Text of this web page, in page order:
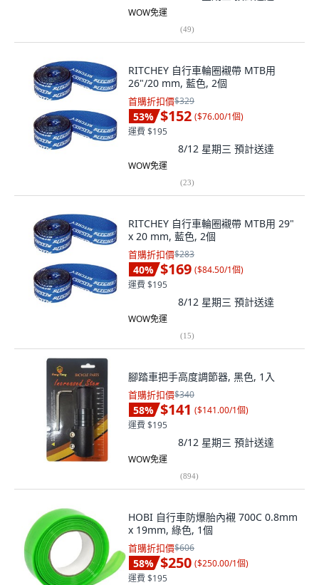
WOW免運
(49)
RITCHEY 自行車輪圈襯帶 MTB用
26"/20 mm, 藍色, 2個
首購折扣價$329
53% $152 ($76.00/1個)
運費 $195
8/12 星期三 預計送達
WOW免運
(23)
RITCHEY 自行車輪圈襯帶 MTB用 29"
x 20 mm, 藍色, 2個
首購折扣價$283
40% $169 ($84.50/1個)
運費 $195
8/12 星期三 預計送達
WOW免運
(15)
腳踏車把手高度調節器, 黑色, 1入
首購折扣價$340
58% $141 ($141.00/1個)
運費 $195
8/12 星期三 預計送達
WOW免運
(894)
HOBI 自行車防爆胎內襯 700C 0.8mm
x 19mm, 綠色, 1個
首購折扣價$606
58% $250 ($250.00/1個)
運費 $195